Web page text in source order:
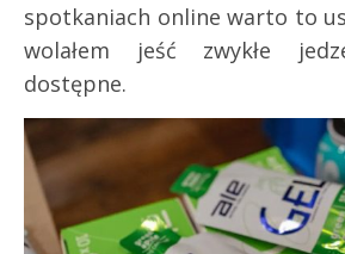
spotkaniach online warto to
wolałem jeść zwykłe
dostępne.